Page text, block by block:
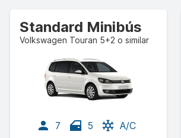
Standard Minibús
Volkswagen Touran 5+2 o similar
7 5
A/C